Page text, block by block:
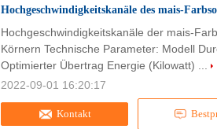
Hochgeschwindigkeitskanäle des mais-
Kontakt
Hochgeschwindigkeitskanäle der mais-
Körnern Technische Parameter: Modell
Optimierter Übertrag Energie (Kilowatt) ...
2022-09-01 16:20:17